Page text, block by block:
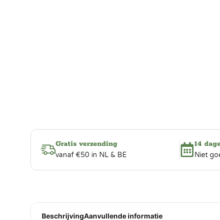
Gratis verzending
vanaf €50 in NL & BE
14
Niet
BeschrijvingAanvullende informatie